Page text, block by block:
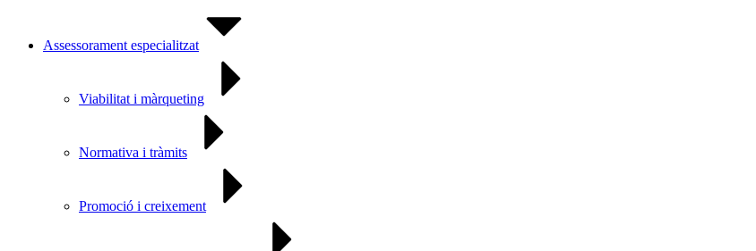
Assessorament especialitzat
Viabilitat i màrqueting
Normativa i tràmits
Promoció i creixement